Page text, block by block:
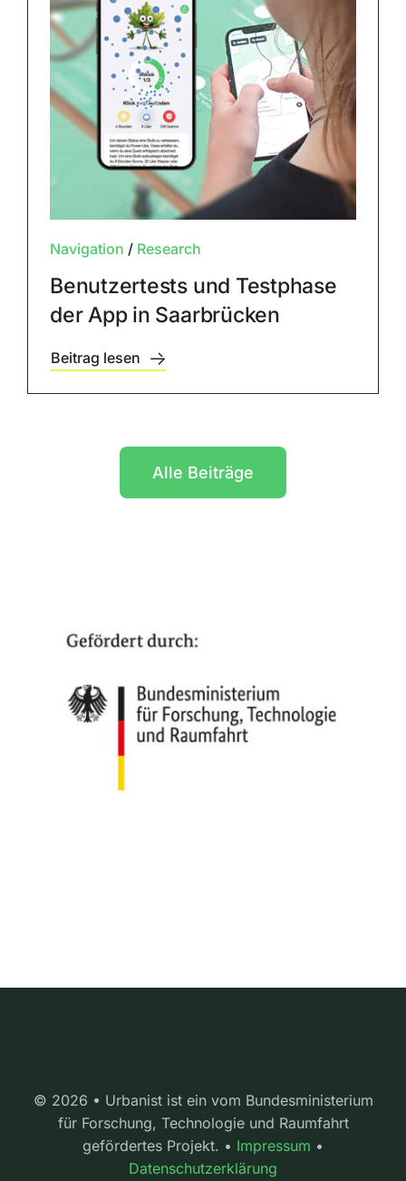
Navigation / Research
Benutzertests und Testphase
der App in Saarbrücken
Beitrag lesen
Alle Beiträge
© 2026 • Urbanist ist ein vom Bundesministerium
für Forschung, Technologie und Raumfahrt
gefördertes Projekt. • Impressum •
Datenschutzerklärung